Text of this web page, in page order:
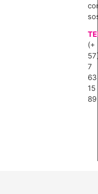
(+
7
15
89